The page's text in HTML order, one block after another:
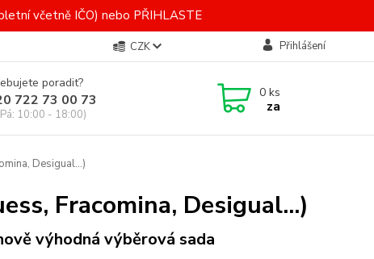
včetně IČO) nebo PŘIHLASTE
CZK Přihlášení
poradit?
722 73 00 73
10:00 - 18:00)
0 ks
za
Desigual...)
Fracomina, Desigual...)
výhodná výběrová sada